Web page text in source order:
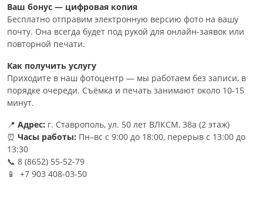
Ваш бонус — цифровая копия
Бесплатно отправим электронную версию фото на вашу
почту. Она всегда будет под рукой для онлайн-заявок или
повторной печати.
Как получить услугу
Приходите в наш фотоцентр — мы работаем без записи, в
порядке очереди. Съёмка и печать занимают около 10-15
минут.
📍 Адрес: г. Ставрополь, ул. 50 лет ВЛКСМ, 38а (2 этаж)
⏰ Часы работы: Пн–вс с 9:00 до 18:00, перерыв с 13:00 до
13:30
📞 8 (8652) 55-52-79
📱 +7 903 408-03-50